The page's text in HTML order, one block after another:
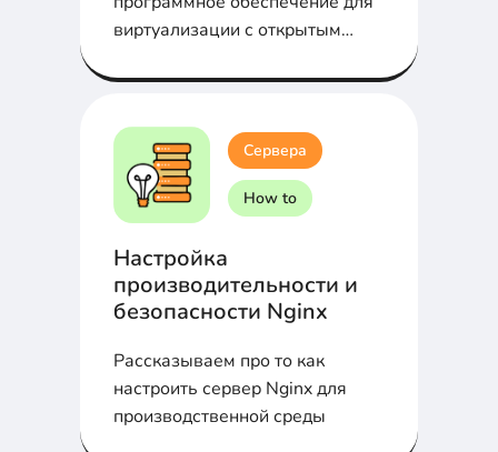
виртуализации с открытым
Linux?...
Сервера
How to
Настройка
производительности и
безопасности Nginx
Рассказываем про то как
настроить сервер Nginx для
производственной среды